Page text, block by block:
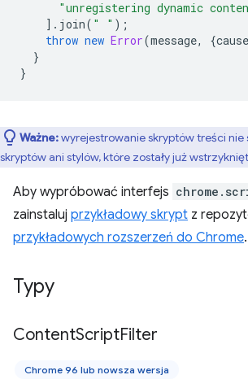
"unregistering dynamic
]. join( " " );
throw new Error(message, {cause
}
}
Ważne:wyrejestrowanie skryptów treści nie
skryptów ani stylów, które zostały już
Aby wypróbować interfejs
zainstaluj przykładowy skrypt z
przykładowych rozszerzeń do Chrome.
Typy
ContentScriptFilter
Chrome 96 lub nowsza wersja